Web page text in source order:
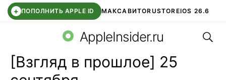
+ ПОПОЛНИТЬ APPLE ID МАКСАВИТОRUSTOREIOS 26.6
СБЕР КИДС ВТБ ОНЛАЙН ЧАТ В ROBLOX
AppleInsider.ru
[Взгляд в прошлое] 25